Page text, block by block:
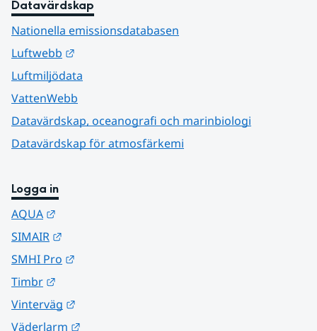
Datavärdskap
Nationella emissionsdatabasen
Luftwebb
Luftmiljödata
VattenWebb
Datavärdskap, oceanografi och marinbiologi
Datavärdskap för atmosfärkemi
Logga in
AQUA
SIMAIR
SMHI Pro
Timbr
Vinterväg
Väderlarm